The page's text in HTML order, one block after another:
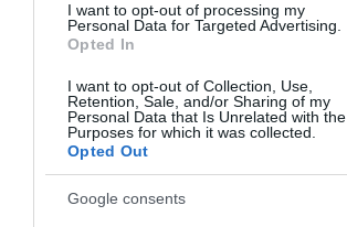
I want to opt-out of processing my
Personal Data for Targeted Advertising.
Opted In
I want to opt-out of Collection, Use,
Retention, Sale, and/or Sharing of my
Personal Data that Is Unrelated with the
Purposes for which it was collected.
Opted Out
Google consents